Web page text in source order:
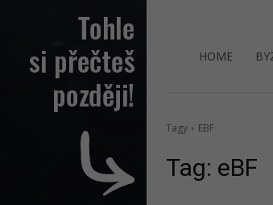
HOME
Tagy EBF
Tag: eBF